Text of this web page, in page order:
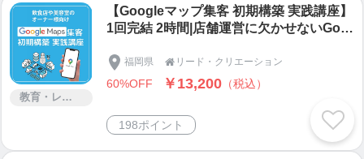
教育・レッスン・講習
【Googleマップ集客 初期構築 実践講座】
1回完結 2時間|店舗運営に欠かせないGoo
で|店舗必須|効果的な写真の選び方|クチコ
ミ|
福岡県  リード・クリエーション
60%OFF ￥13,200 （税込）
198ポイント